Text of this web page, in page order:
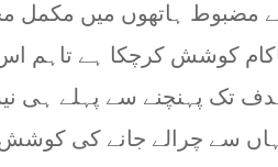
مضبوط ہاتھوں میں مکمل
کوشش کرچکا ہے تاہم اس
تک پہنچنے سے پہلے ہی
سے چرالے جانے کی کوشش